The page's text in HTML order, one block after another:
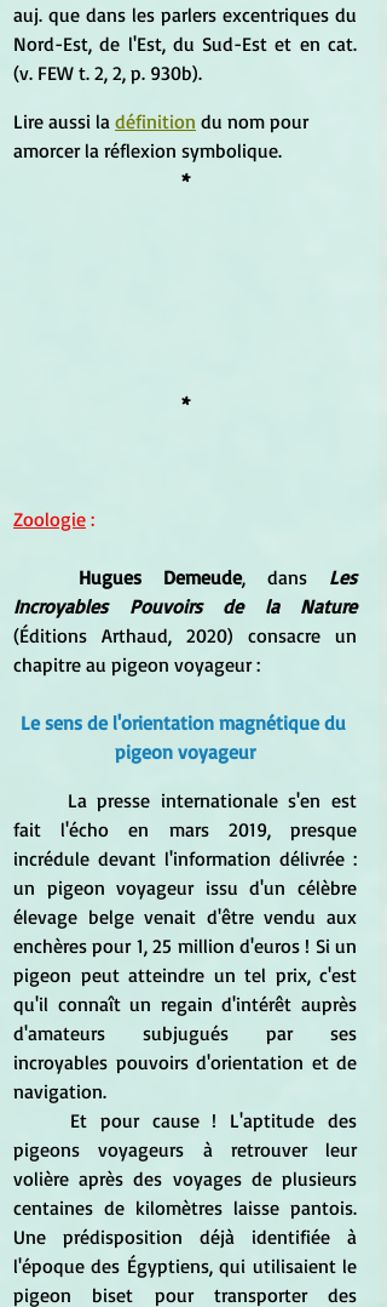
auj. que dans les parlers excentriques du
Nord-Est, de l'Est, du Sud-Est et en cat.
(v. FEW t. 2, 2, p. 930b).
Lire aussi la définition du nom pour
amorcer la réflexion symbolique.
*
*
Zoologie :
Hugues Demeude, dans Les
Incroyables Pouvoirs de la Nature
(Éditions Arthaud, 2020) consacre un
chapitre au pigeon voyageur :
Le sens de l'orientation magnétique du
pigeon voyageur
La presse internationale s'en est
fait l'écho en mars 2019, presque
incrédule devant l'information délivrée :
un pigeon voyageur issu d'un célèbre
élevage belge venait d'être vendu aux
enchères pour 1, 25 million d'euros ! Si un
pigeon peut atteindre un tel prix, c'est
qu'il connaît un regain d'intérêt auprès
d'amateurs subjugués par ses
incroyables pouvoirs d'orientation et de
navigation.
pigeons voyageurs à retrouver leur
volière après des voyages de plusieurs
centaines de kilomètres laisse pantois.
Une prédisposition déjà identifiée à
l'époque des Égyptiens, qui utilisaient le
pigeon biset pour transporter des